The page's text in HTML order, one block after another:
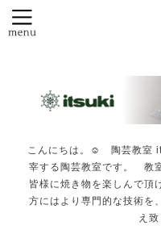
こんにちは。☺️ 陶芸教室
宰する陶芸教室です。 教
皆様に焼き物を楽しんで
方にはより専門的な技術を
え